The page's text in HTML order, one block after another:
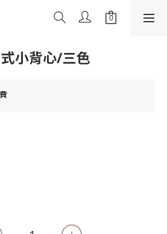
小背心/三色